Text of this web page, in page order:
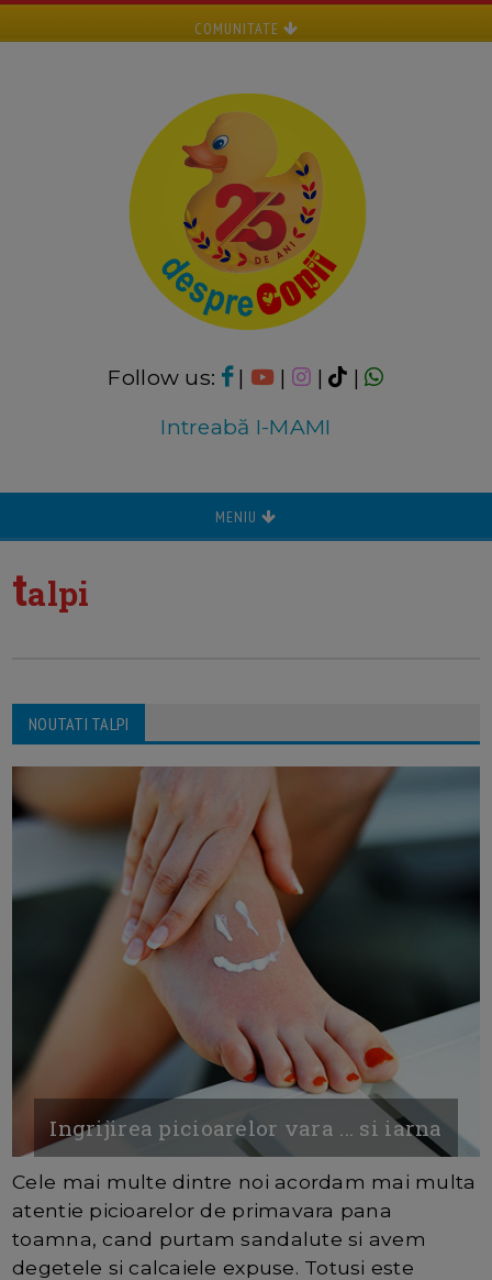
COMUNITATE
Follow us: | | |
|
Intreabă I-MAMI
MENIU
talpi
NOUTATI TALPI
Ingrijirea picioarelor vara ... si iarna
Cele mai multe dintre noi acordam mai multa
atentie picioarelor de primavara pana
toamna, cand purtam sandalute si avem
degetele si calcaiele expuse. Totusi este